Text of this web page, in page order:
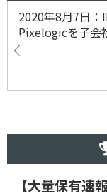
2020年8月7日：
Pixelogicを子会
【大量保有速